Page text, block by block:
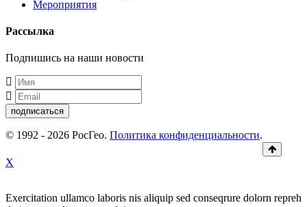
Мероприятия
Рассылка
Подпишись на наши новости
подписаться
© 1992 - 2026 РосГео. Политика конфиденциальности.
X
Exercitation ullamco laboris nis aliquip sed conseqrure dolorn repreh